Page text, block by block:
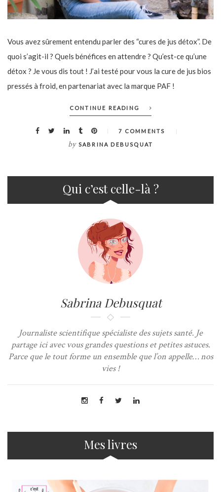
Vous avez sûrement entendu parler des “cures de jus détox”. De
quoi s’agit-il ? Quels bénéfices en attendre ? Qu’est-ce qu’une
détox ? Je vous dis tout ! J’ai testé pour vous la cure de jus bios
pressés à froid, en partenariat avec la marque PAF !
CONTINUE READING
7 COMMENTS
by SABRINA DEBUSQUAT
Qui c’est celle-là ?
Sabrina Debusquat
Journaliste scientifique spécialiste des sujets santé. Je
partage ici avec vous grandes questions et petites astuces.
Parce que le tout forme un ensemble que l’on appelle… nos
vies !
Mes livres